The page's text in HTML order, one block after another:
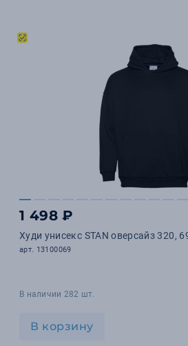
1 498 ₽
Худи унисекс STAN оверсайз 320,
арт. 13100069
В наличии 282 шт.
В корзину